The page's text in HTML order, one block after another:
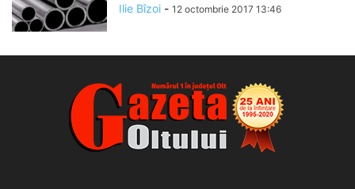
Ilie Bîzoi - 12 octombrie 2017 13:46